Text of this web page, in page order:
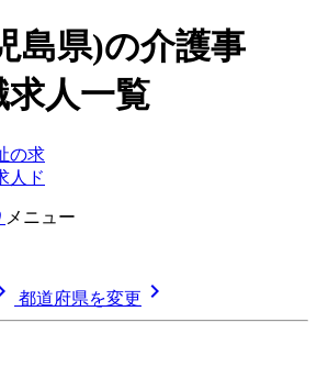
島県)の介護事
人一覧
メニュー
都道府県を変更 